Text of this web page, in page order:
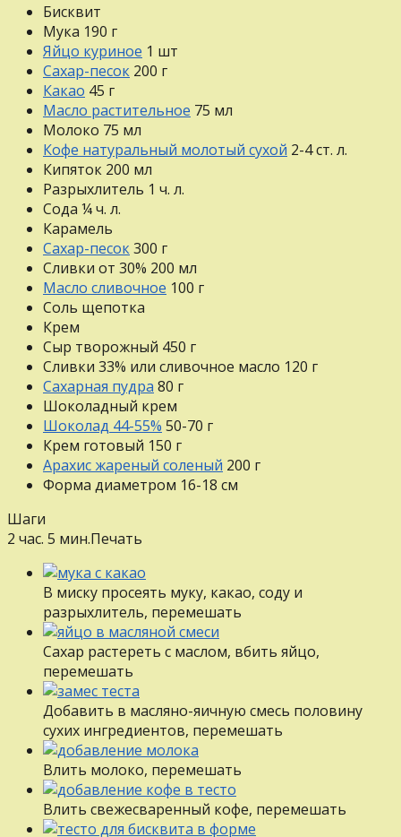
Бисквит
Мука 190 г
Яйцо куриное 1 шт
Сахар-песок 200 г
Какао 45 г
Масло растительное 75 мл
Молоко 75 мл
Кофе натуральный молотый сухой 2-4ст. л.
Кипяток 200 мл
Разрыхлитель 1 ч. л.
Сода ¼ч. л.
Карамель
Сахар-песок300 г
Сливки от 30% 200 мл
Масло сливочное 100 г
Соль щепотка
Крем
Сыр творожный 450 г
Сливки 33% или сливочное масло 120 г
Сахарная пудра 80 г
Шоколадный крем
Шоколад 44-55% 50-70 г
Крем готовый 150 г
Арахис жареный соленый 200 г
Форма диаметром 16-18 см
Шаги
2 час. 5 мин.Печать
В миску просеять муку, какао, соду и
разрыхлитель, перемешать
Сахар растереть с маслом, вбить яйцо,
перемешать
Добавить в масляно-яичную смесь половину
сухих ингредиентов, перемешать
Влить молоко, перемешать
Влить свежесваренный кофе, перемешать